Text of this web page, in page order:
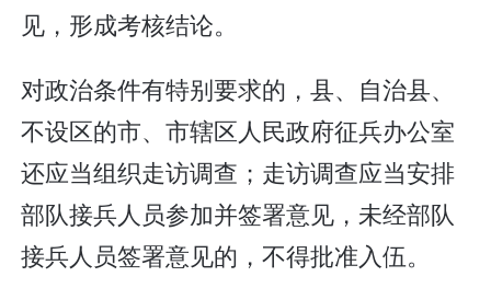
见，形成考核结论。
对政治条件有特别要求的，县、自治县、
不设区的市、市辖区人民政府征兵办公室
还应当组织走访调查；走访调查应当安排
部队接兵人员参加并签署意见，未经部队
接兵人员签署意见的，不得批准入伍。